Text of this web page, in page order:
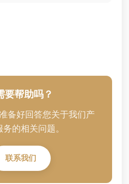
要帮助吗？
备好回答您关于我们产
务的相关问题。
联系我们